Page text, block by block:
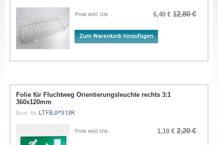
Preis exkl. Ust. 6,40 € 12,80 €
Zum Warenkorb hinzufügen
Folie für Fluchtweg Orientierungsleuchte rechts 3:1
360x120mm
Best.-Nr. LTFBJI*313R
Preis exkl. Ust. 1,10 € 2,20 €